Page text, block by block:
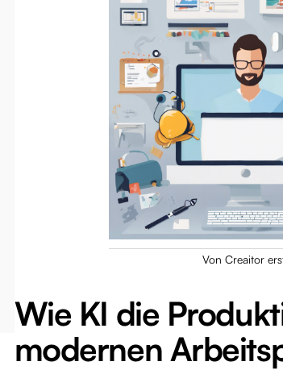
Von Creaitor
Wie KI die
modernen